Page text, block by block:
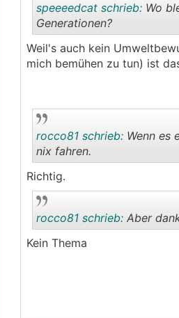
speeeedcat schrieb:Wo
Generationen?
Weil's auch kein
mich bemühen zu tun) ist
rocco81 schrieb:Wenn es
nix fahren.
Richtig.
rocco81 schrieb:Aber
Kein Thema